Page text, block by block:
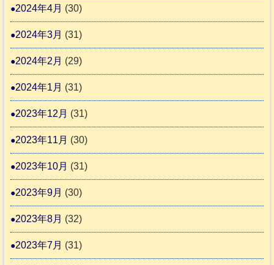
2024年4月 (30)
2024年3月 (31)
2024年2月 (29)
2024年1月 (31)
2023年12月 (31)
2023年11月 (30)
2023年10月 (31)
2023年9月 (30)
2023年8月 (32)
2023年7月 (31)